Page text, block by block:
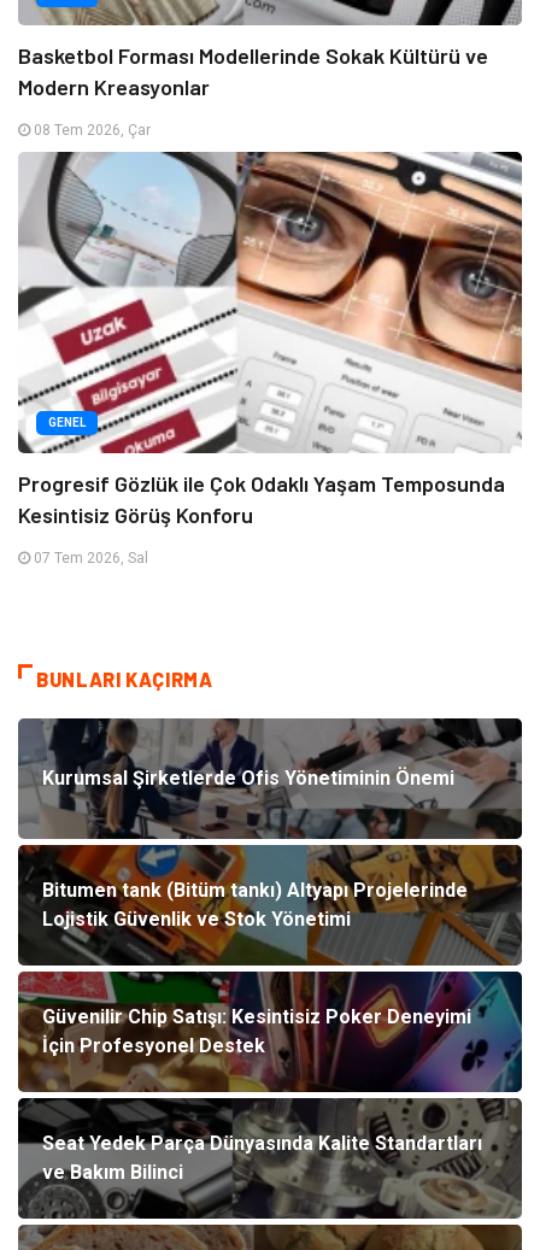
Basketbol Forması Modellerinde Sokak Kültürü ve
Modern Kreasyonlar
08 Tem 2026, Çar
GENEL
Progresif Gözlük ile Çok Odaklı Yaşam Temposunda
Kesintisiz Görüş Konforu
07 Tem 2026, Sal
BUNLARI KAÇIRMA
Kurumsal Şirketlerde Ofis Yönetiminin Önemi
Bitumen tank (Bitüm tankı) Altyapı Projelerinde
Lojistik Güvenlik ve Stok Yönetimi
Güvenilir Chip Satışı: Kesintisiz Poker Deneyimi
İçin Profesyonel Destek
Seat Yedek Parça Dünyasında Kalite Standartları
ve Bakım Bilinci